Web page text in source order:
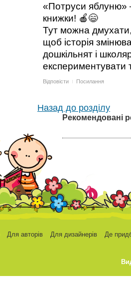
«Потруси яблуню»
книжки! 🍎😄
Тут можна дмухати,
щоб історія
дошкільнят і
експериментувати
Відповісти Посилання
Назад до розділу
Рекомендовані
Для авторів Для дизайнерів Де